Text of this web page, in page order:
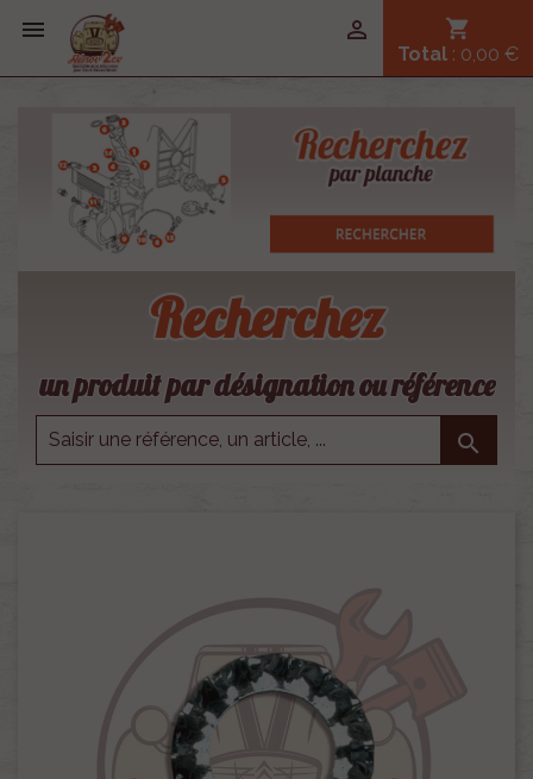
 shopping_cart
Total : 0,00 €

Recherchez
un produit par désignation ou référence
